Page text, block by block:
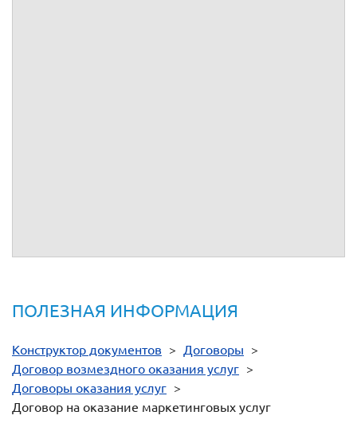
ПОЛЕЗНАЯ ИНФОРМАЦИЯ
Конструктор документов > Договоры >
Договор возмездного оказания услуг >
Договоры оказания услуг >
Договор на оказание маркетинговых услуг